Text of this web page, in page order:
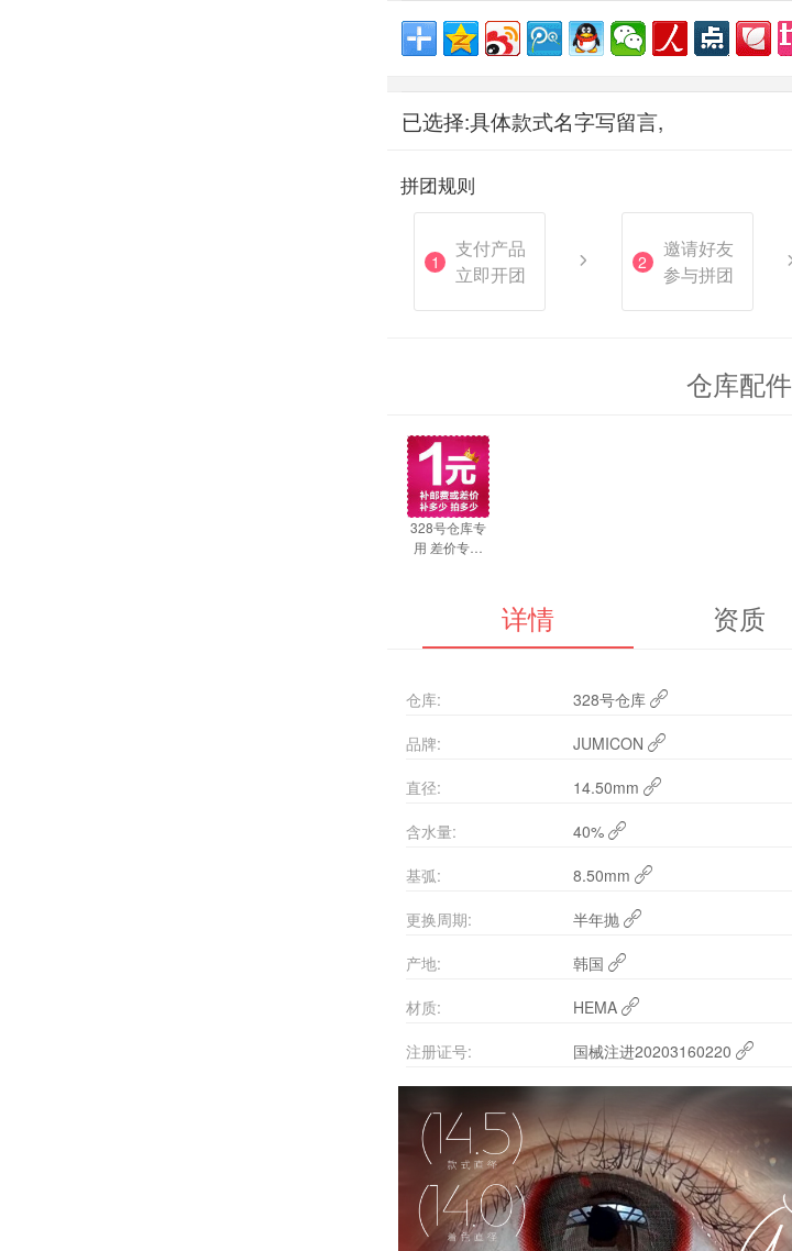
已选择:具体款式名字写留言,
拼团规则
1
支付产品
立即开团
2
邀请好友
参与拼团
仓库配件
328号仓库专
用 差价专用
详情 资质
仓库:
328号仓库
品牌:
JUMICON
直径:
14.50mm
含水量:
40%
基弧:
8.50mm
更换周期:
半年抛
产地:
韩国
材质:
HEMA
注册证号:
国械注进20203160220